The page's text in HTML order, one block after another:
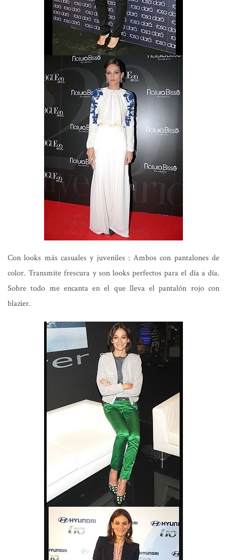
Con looks más casuales y juveniles : Ambos con pantalones de
color. Transmite frescura y son looks perfectos para el día a día.
Sobre todo me encanta en el que lleva el pantalón rojo con
blazier.